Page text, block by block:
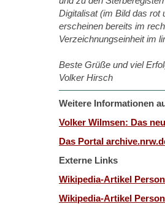
Digitalisat (im Bild das rot
erscheinen bereits im
Verzeichnungseinheit im
Beste Grüße und viel
Volker Hirsch
Weitere Informationen
Volker Wilmsen: Das
Das Portal
Externe Links
Wikipedia-Artikel
Wikipedia-Artikel